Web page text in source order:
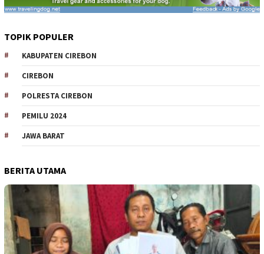
TOPIK POPULER
KABUPATEN CIREBON
CIREBON
POLRESTA CIREBON
PEMILU 2024
JAWA BARAT
BERITA UTAMA